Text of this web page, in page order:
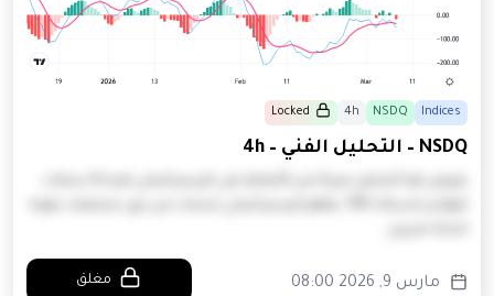
Indices
NSDQ
4h
Locked
NSDQ – التحليل الفني – 4h
مارس 9, 2026 08:00 مغلق